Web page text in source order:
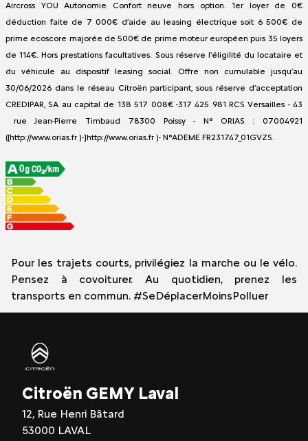
Aircross YOU Autonomie Confort neuve hors option. 1er loyer de 0€
déduction faite de 7 000€ d’aide au leasing électrique soit 6 500€ de
prime ecoscore majorée de 500€ de prime moteur européen puis 35 loyers
de 114€. Hors prestations facultatives. Sous réserve l'éligilité du locataire et
du véhicule au dispositif leasing social. Offre non cumulable jusqu’au
30/06/2026 dans le réseau Citroën participant, sous réserve d’acceptation
CREDIPAR, SA au capital de 138 517 008€ -317 425 981 RCS Versailles - 43
rue Jean-Pierre Timbaud 78300 Poissy - N° ORIAS : 07004921
([http://www.orias.fr )-]http://www.orias.fr )- N°ADEME FR231747_01GVZS.
Pour les trajets courts, privilégiez la marche ou le vélo.
Pensez à covoiturer. Au quotidien, prenez les
transports en commun. #SeDéplacerMoinsPolluer
Citroën GEMY Laval
12, Rue Henri Bâtard
53000 LAVAL